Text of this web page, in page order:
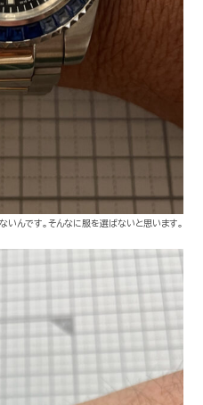
んです。そんなに服を選ばないと思います。